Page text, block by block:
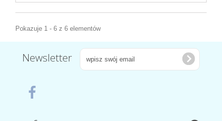
Pokazuje 1 - 6 z 6 elementów
Newsletter